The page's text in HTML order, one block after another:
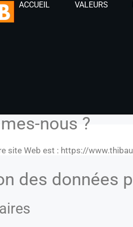
ACCUEIL VALEURS
nous ?
site Web est : https://
des données